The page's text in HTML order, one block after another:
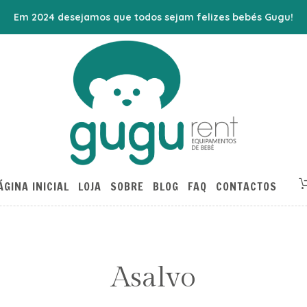
Em 2024 desejamos que todos sejam felizes bebés Gugu!
INICIAL LOJA SOBRE BLOG FAQ CONTACTOS
Asalvo